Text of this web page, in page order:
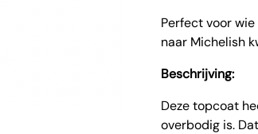
Perfect voor
naar Michelish
Beschrijving:
Deze topcoat
overbodig is.